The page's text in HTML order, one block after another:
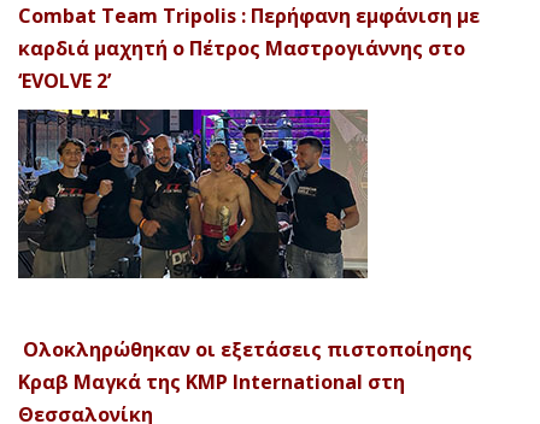
Combat Team Tripolis : Περήφανη εμφάνιση με
καρδιά μαχητή ο Πέτρος Μαστρογιάννης στο
‘EVOLVE 2’
Ολοκληρώθηκαν οι εξετάσεις πιστοποίησης
Κραβ Μαγκά της KMP International στη
Θεσσαλονίκη